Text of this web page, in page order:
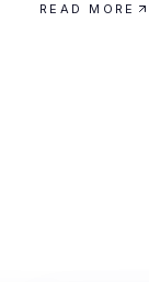
READ MORE